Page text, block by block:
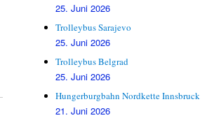
25. Juni 2026
Trolleybus Sarajevo
25. Juni 2026
Trolleybus Belgrad
25. Juni 2026
Hungerburgbahn Nordkette Innsbruck
21. Juni 2026